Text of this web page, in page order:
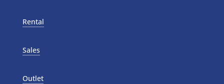
Rental
Sales
Outlet